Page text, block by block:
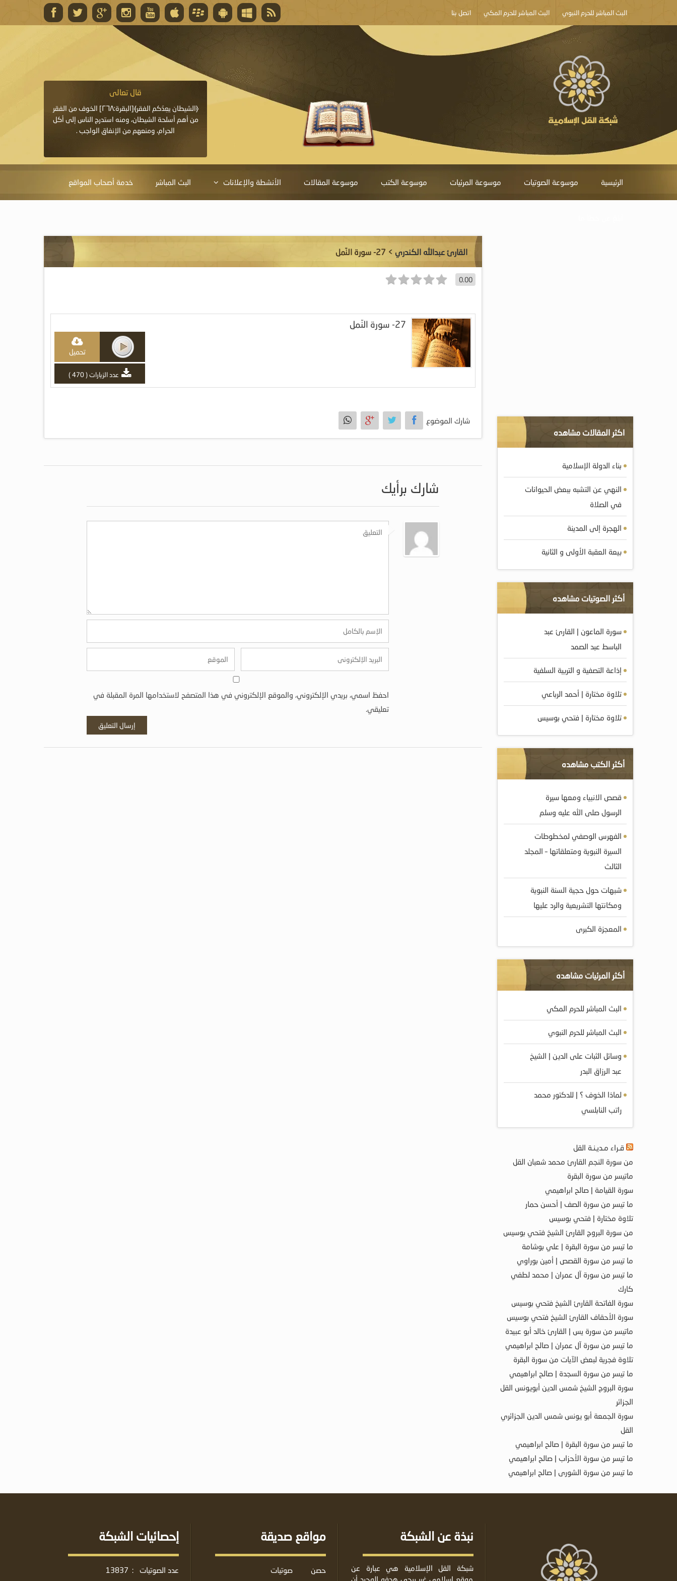
البث المباشر للحرم النبوي البث المباشر للحرم المكي اتصل بنا
قال تعالى
المغفرة لأنها أغلى جائزة، وهي مفتاح باب العطايا التي
قال تعالى
﴿الشيطان يعِدُكم الفقر﴾[البقرة:٢٦٨] الخوف من الفقر
من أهم أسلحة الشيطان، ومنه استدرج الناس إلى أكل
الحرام، ومنعهم من الإنفاق الواجب .
الرئيسية موسوعة الصوتيات موسوعة المرئيات موسوعة الكتب موسوعة المقالات الأنشطة والإعلانات البث المباشر خدمة أصحاب المواقع
القارئ عبدالله الكندري > 27- سورة النّمل
0.00
27- سورة النّمل
تحميل
عدد الزيارات ( 470 )
شارك الموضوع
شارك برأيك
احفظ اسمي، بريدي الإلكتروني، والموقع الإلكتروني في هذا المتصفح لاستخدامها المرة المقبلة في
تعليقي.
اكثر المقالات مشاهده
بناء الدولة الإسلامية
النهي عن التشبه ببعض الحيوانات
في الصلاة
الهجرة إلى المدينة
بيعة العقبة الأولى و الثانية
أكثر الصوتيات مشاهده
سورة الماعون | القارئ عبد
الباسط عبد الصمد
إذاعة التصفية و التربية السلفية
تلاوة مختارة | أحمد الرباعي
تلاوة مختارة | فتحي بوسيس
أكثر الكتب مشاهده
قصص الانبياء ومعها سيرة
الرسول صلى الله عليه وسلم
الفهرس الوصفي لمخطوطات
السيرة النبوية ومتعلقاتها – المجلد
الثالث
شبهات حول حجية السنة النبوية
ومکانتها التشريعية والرد عليها
المعجزة الكبرى
أكثر المرئيات مشاهده
البث المباشر للحرم المكي
البث المباشر للحرم النبوي
وسائل الثبات على الدين | الشيخ
عبد الرزاق البدر
لماذا الخوف ؟ | للدكتور محمد
راتب النابلسي
قـراء مـديـنـة القل
من سورة النجم القارئ محمد شعبان القل
ماتيسر من سورة البقرة
سورة القيامة | صالح ابراهيمي
ما تيسر من سورة الصف | أحسن حمار
تلاوة مختارة | فتحي بوسيس
من سورة البروج القارئ الشيخ فتحي بوسيس
ما تيسر من سورة البقرة | علي بوشامة
ما تيسر من سورة القصص | أمين بوراوي
ما تيسر من سورة آل عمران | محمد لطفي
كارك
سورة الفاتحة القارئ الشيخ فتحي بوسيس
سورة الأحقاف القارئ الشيخ فتحي بوسيس
ماتيسر من سورة يس | القارئ خالد أبو عبيدة
ما تيسر من سورة آل عمران | صالح ابراهيمي
تلاوة فجرية لبعض الآيات من سورة البقرة
ما تيسر من سورة السجدة | صالح ابراهيمي
سورة البروج الشيخ شمس الدين أبويونس القل
الجزائر
سورة الجمعة أبو يونس شمس الدين الجزائري
القل
ما تيسر من سورة البقرة | صالح ابراهيمي
ما تيسر من سورة الأحزاب | صالح ابراهيمي
ما تيسر من سورة الشورى | صالح ابراهيمي
نبذة عن الشبكة
شبكة القل الإسلامية هي عبارة عن
موقع إسلامي غير ربحي هدفه الوحيد أن
مواقع صديقة
حصن
صوتيات
إحصائيات الشبكة
عدد الصوتيات :
13837